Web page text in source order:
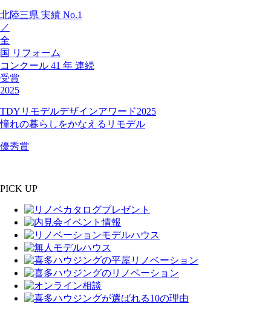
北陸三県 実績 No.1
／
全
国 リフォーム
コンクール 41 年 連続
受賞
2025
TDYリモデルデザインアワード2025
憧れの暮らしをかなえるリモデル
優秀賞
PICK UP